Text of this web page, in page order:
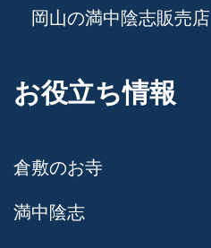
岡山の満中陰志販売店
お役立ち情報
倉敷のお寺
満中陰志